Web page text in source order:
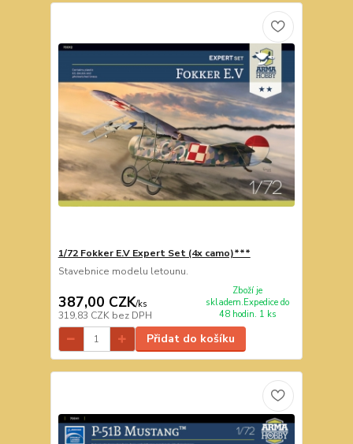
1/72 Fokker E.V Expert Set (4x camo)***
Stavebnice modelu letounu.
387,00 CZK/ks
319,83 CZK bez DPH
Zboží je
skladem.Expedice do
48 hodin. 1 ks
Přidat do košíku